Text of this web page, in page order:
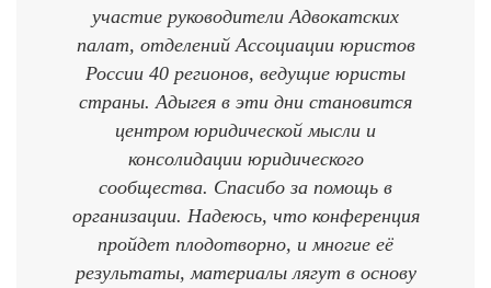
участие руководители Адвокатских
палат, отделений Ассоциации юристов
России 40 регионов, ведущие юристы
страны. Адыгея в эти дни становится
центром юридической мысли и
консолидации юридического
сообщества. Спасибо за помощь в
организации. Надеюсь, что конференция
пройдет плодотворно, и многие её
результаты, материалы лягут в основу